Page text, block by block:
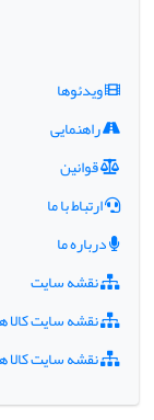
ویدئوها
راهنمایی
قوانین
ارتباط با ما
درباره ما
نقشه سایت
نقشه سایت کالا
نقشه سایت کالا